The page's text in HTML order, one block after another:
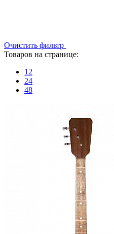
Очистить фильтр
Товаров на странице:
12
24
48